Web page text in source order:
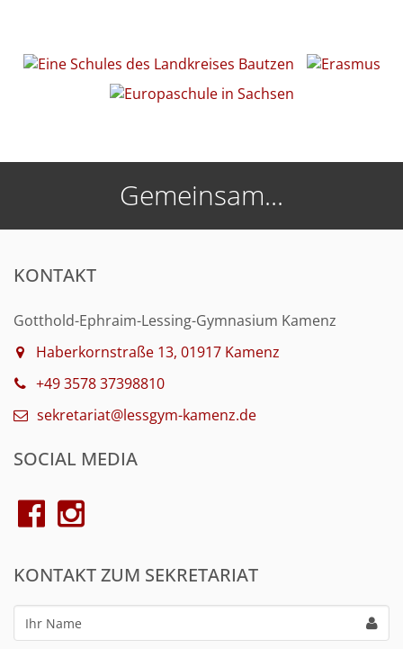
Gemeinsam...
KONTAKT
Gotthold-Ephraim-Lessing-Gymnasium Kamenz
Haberkornstraße 13, 01917 Kamenz
+49 3578 37398810
sekretariat@lessgym-kamenz.de
SOCIAL MEDIA
KONTAKT ZUM SEKRETARIAT
Ihr
Name